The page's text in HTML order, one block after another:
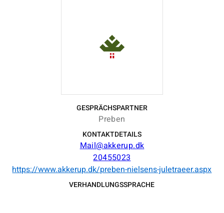
GESPRÄCHSPARTNER
Preben
KONTAKTDETAILS
Mail@akkerup.dk
20455023
https://www.akkerup.dk/preben-nielsens-juletraeer.aspx
VERHANDLUNGSSPRACHE